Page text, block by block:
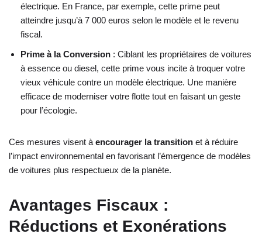
électrique. En France, par exemple, cette prime peut
atteindre jusqu’à 7 000 euros selon le modèle et le revenu
fiscal.
Prime à la Conversion : Ciblant les propriétaires de voitures
à essence ou diesel, cette prime vous incite à troquer votre
vieux véhicule contre un modèle électrique. Une manière
efficace de moderniser votre flotte tout en faisant un geste
pour l’écologie.
Ces mesures visent à encourager la transition et à réduire
l’impact environnemental en favorisant l’émergence de modèles
de voitures plus respectueux de la planète.
Avantages Fiscaux :
Réductions et Exonérations